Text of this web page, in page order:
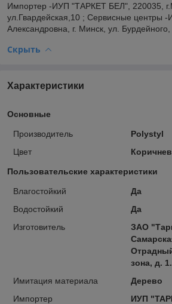
Импортер -ИУП "ТАРКЕТ БЕЛ", 220035,
ул.Гвардейская,10 ; Сервисные центры
Александровна, г. Минск, ул.
Скрыть
Характеристики
Основные
Производитель
Polystyl
Цвет
Пользовательские характеристики
Влагостойкий
Да
Водостойкий
Да
Изготовитель
ЗАО
зона, д. 1.
Имитация материала
Дерево
Импортер
ИУП